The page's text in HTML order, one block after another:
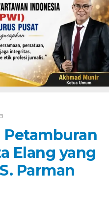
Petamburan
Elang yang
Parman